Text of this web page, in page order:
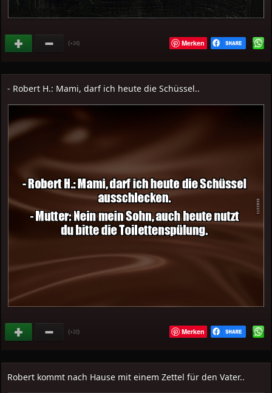
(+24) Merken
- Robert H.: Mami, darf ich heute die Schüssel..
(+22) Merken
Robert kommt nach Hause mit einem Zettel für den Vater..